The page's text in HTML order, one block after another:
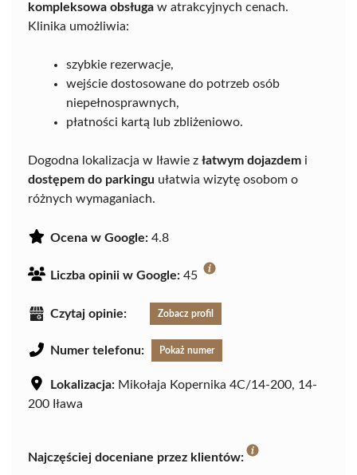
kompleksowa obsługa w atrakcyjnych cenach.
Klinika umożliwia:
szybkie rezerwacje,
wejście dostosowane do potrzeb osób
niepełnosprawnych,
płatności kartą lub zbliżeniowo.
Dogodna lokalizacja w Iławie z łatwym dojazdem i
dostępem do parkingu ułatwia wizytę osobom o
różnych wymaganiach.
Ocena w Google: 4.8
Liczba opinii w Google: 45
Czytaj opinie: Zobacz profil
Numer telefonu: Pokaż numer
Lokalizacja: Mikołaja Kopernika 4C/14-200, 14-
200 Iława
Najczęściej doceniane przez klientów: